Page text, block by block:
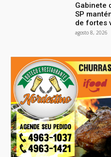
Gabinete
SP
de fortes
agosto 8, 2026